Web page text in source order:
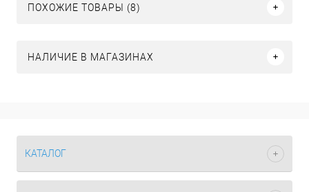
ПОХОЖИЕ ТОВАРЫ (8)
НАЛИЧИЕ В МАГАЗИНАХ
КАТАЛОГ